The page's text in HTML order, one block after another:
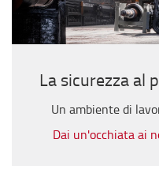
La sicurezza al
Un ambiente di
Dai un'occhiata ai